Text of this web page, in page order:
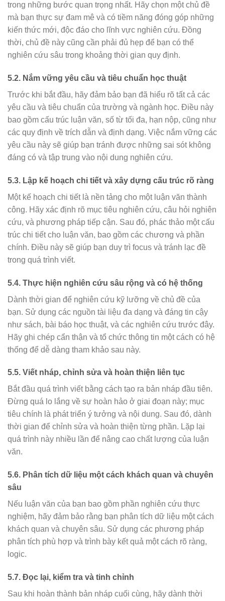
trong những bước quan trọng nhất. Hãy chọn một chủ đề
mà bạn thực sự đam mê và có tiềm năng đóng góp những
kiến thức mới, độc đáo cho lĩnh vực nghiên cứu. Đồng
thời, chủ đề này cũng cần phải đủ hẹp để bạn có thể
nghiên cứu sâu trong khoảng thời gian quy định.
5.2. Nắm vững yêu cầu và tiêu chuẩn học thuật
Trước khi bắt đầu, hãy đảm bảo bạn đã hiểu rõ tất cả các
yêu cầu và tiêu chuẩn của trường và ngành học. Điều này
bao gồm cấu trúc luận văn, số từ tối đa, hạn nộp, cũng như
các quy định về trích dẫn và định dạng. Việc nắm vững các
yêu cầu này sẽ giúp bạn tránh được những sai sót không
đáng có và tập trung vào nội dung nghiên cứu.
5.3. Lập kế hoạch chi tiết và xây dựng cấu trúc rõ ràng
Một kế hoạch chi tiết là nền tảng cho một luận văn thành
công. Hãy xác định rõ mục tiêu nghiên cứu, câu hỏi nghiên
cứu, và phương pháp tiếp cận. Sau đó, phác thảo một cấu
trúc chi tiết cho luận văn, bao gồm các chương và phần
chính. Điều này sẽ giúp bạn duy trì focus và tránh lạc đề
trong quá trình viết.
5.4. Thực hiện nghiên cứu sâu rộng và có hệ thống
Dành thời gian để nghiên cứu kỹ lưỡng về chủ đề của
bạn. Sử dụng các nguồn tài liệu đa dạng và đáng tin cậy
như sách, bài báo học thuật, và các nghiên cứu trước đây.
Hãy ghi chép cẩn thận và tổ chức thông tin một cách có hệ
thống để dễ dàng tham khảo sau này.
5.5. Viết nháp, chỉnh sửa và hoàn thiện liên tục
Bắt đầu quá trình viết bằng cách tạo ra bản nháp đầu tiên.
Đừng quá lo lắng về sự hoàn hảo ở giai đoạn này; mục
tiêu chính là phát triển ý tưởng và nội dung. Sau đó, dành
thời gian để chỉnh sửa và hoàn thiện từng phần. Lặp lại
quá trình này nhiều lần để nâng cao chất lượng của luận
văn.
5.6. Phân tích dữ liệu một cách khách quan và chuyên
sâu
Nếu luận văn của bạn bao gồm phần nghiên cứu thực
nghiệm, hãy đảm bảo rằng bạn phân tích dữ liệu một cách
khách quan và chuyên sâu. Sử dụng các phương pháp
phân tích phù hợp và trình bày kết quả một cách rõ ràng,
logic.
5.7. Đọc lại, kiểm tra và tinh chỉnh
Sau khi hoàn thành bản nháp cuối cùng, hãy dành thời